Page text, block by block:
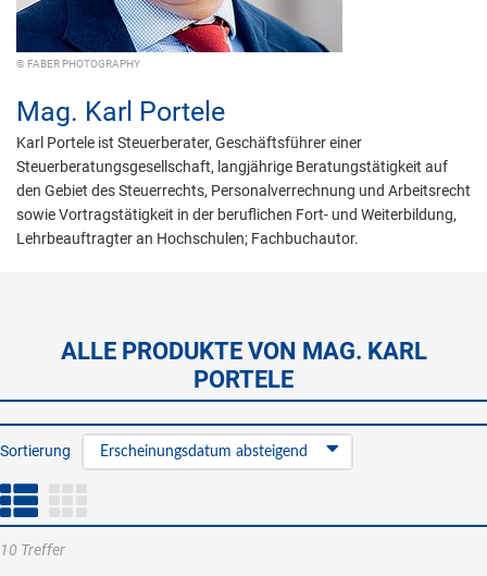
© FABER PHOTOGRAPHY
Mag. Karl Portele
Karl Portele ist Steuerberater, Geschäftsführer einer
Steuerberatungsgesellschaft, langjährige Beratungstätigkeit auf
den Gebiet des Steuerrechts, Personalverrechnung und Arbeitsrecht
sowie Vortragstätigkeit in der beruflichen Fort- und Weiterbildung,
Lehrbeauftragter an Hochschulen; Fachbuchautor.
ALLE PRODUKTE VON MAG. KARL
PORTELE
Sortierung Erscheinungsdatum absteigend
10 Treffer